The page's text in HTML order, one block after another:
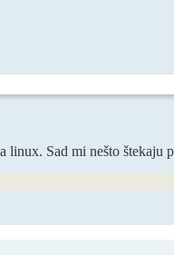
Sad mi nešto štekaju